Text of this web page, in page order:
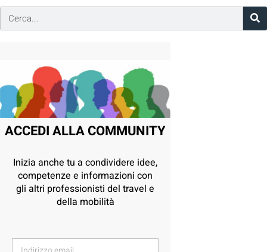
ACCEDI ALLA COMMUNITY
Inizia anche tu a condividere idee,
competenze e informazioni con
gli altri professionisti del travel e
della mobilità